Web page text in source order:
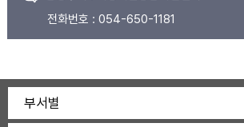
전화번호 : 054-650-1181
부서별